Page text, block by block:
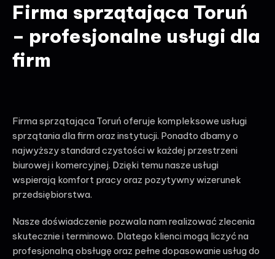
Firma sprzątająca Toruń
– profesjonalne usługi dla
firm
Firma sprzątająca Toruń oferuje kompleksowe usługi
sprzątania dla firm oraz instytucji. Ponadto dbamy o
najwyższy standard czystości w każdej przestrzeni
biurowej i komercyjnej. Dzięki temu nasze usługi
wspierają komfort pracy oraz pozytywny wizerunek
przedsiębiorstwa.
Nasze doświadczenie pozwala nam realizować zlecenia
skutecznie i terminowo. Dlatego klienci mogą liczyć na
profesjonalną obsługę oraz pełne dopasowanie usług do